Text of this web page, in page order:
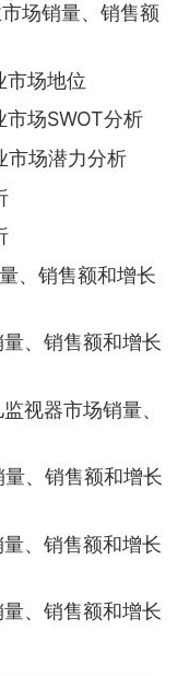
场销量、销售额
市场地位
场SWOT分析
市场潜力分析
、销售额和增长
、销售额和增长
视器市场销量、
、销售额和增长
、销售额和增长
、销售额和增长